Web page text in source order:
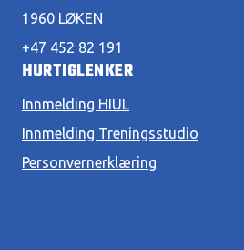
1960 LØKEN
+47 452 82 191
HURTIGLENKER
Innmelding HIUL
Innmelding Treningsstudio
Personvernerklæring